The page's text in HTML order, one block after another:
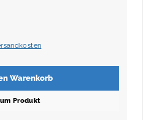
Warenkorb
Produkt